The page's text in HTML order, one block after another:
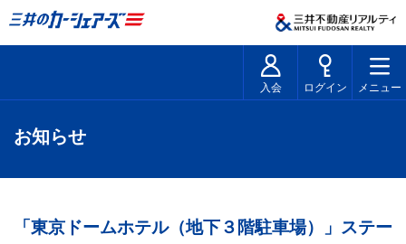
入会 ログイン メニュー
お知らせ
「東京ドームホテル（地下３階駐車場）」ステー